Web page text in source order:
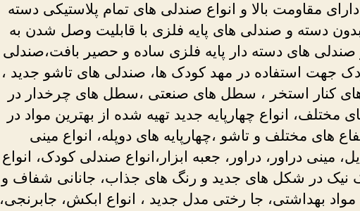
مقاومت بالا و انواع صندلی های تمام پلاستیکی دسته
دسته و صندلی های پایه فلزی با قابلیت وصل شدن به
صندلی های دسته دار پایه فلزی ساده و حصیر بافت،صندلی
جهت استفاده در مهد کودک ها، صندلی های تاشو جدید ،
کنار استخر ، سطل های صنعتی ،سطل های چرخدار در
مختلف، انواع چهارپایه جدید تهیه شده از بهترین مواد در
های مختلف و تاشو ،چهارپایه های دوپله، انواع مینی
مینی دراور، دراور، جعبه ابزار،انواع صندلی کودک، انواع
نیک در شکل های جدید و رنگ های جذاب، جانانی شفاف و
مواد بهداشتی، جا رختی مدل جدید ، انواع ابکش، جابرنجی،